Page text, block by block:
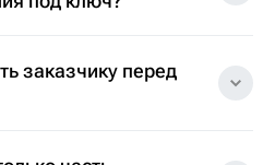
заказчику перед